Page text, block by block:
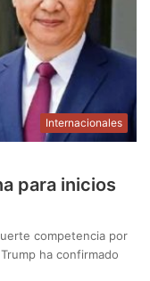
Internacionales
para inicios
competencia por
ha confirmado